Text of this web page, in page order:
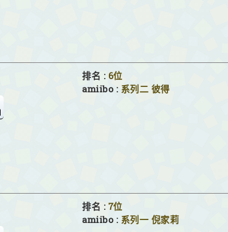
排名 : 6位
amiibo : 系列二 彼得
排名 : 7位
amiibo : 系列一 倪家莉